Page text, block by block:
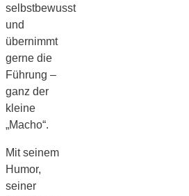
selbstbewusst
und
übernimmt
gerne die
Führung –
ganz der
kleine
„Macho“.
Mit seinem
Humor,
seiner